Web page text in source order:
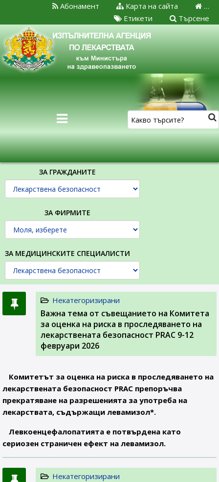
…
Карта на сайта
Абонамент
Търсене
Етикети
ЗА ГРАЖДАНИТЕ
ЗА ФИРМИТЕ
ЗА МЕДИЦИНСКИТЕ СПЕЦИАЛИСТИ
Некатегоризирани
Важна тема от съвещанието на Комитета
за оценка на риска в проследяването на
лекарствената безопасност PRAC 9-12
февруари 2026
Комитетът за оценка на риска в проследяването на
лекарствената безопасност PRAC препоръчва
прекратяване на разрешенията за употреба на
лекарствата, съдържащи левамизол*.
Левкоенцефалопатията е потвърдена като
сериозен страничен ефект на левамизол.
Некатегоризирани